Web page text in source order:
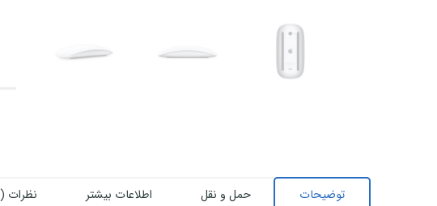
توضیحات حمل و نقل اطلاعات بیشتر نظرات (1)